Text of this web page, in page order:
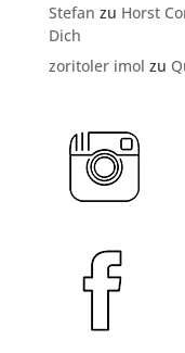
Stefan zu Horst
Dich
zoritoler imol zu